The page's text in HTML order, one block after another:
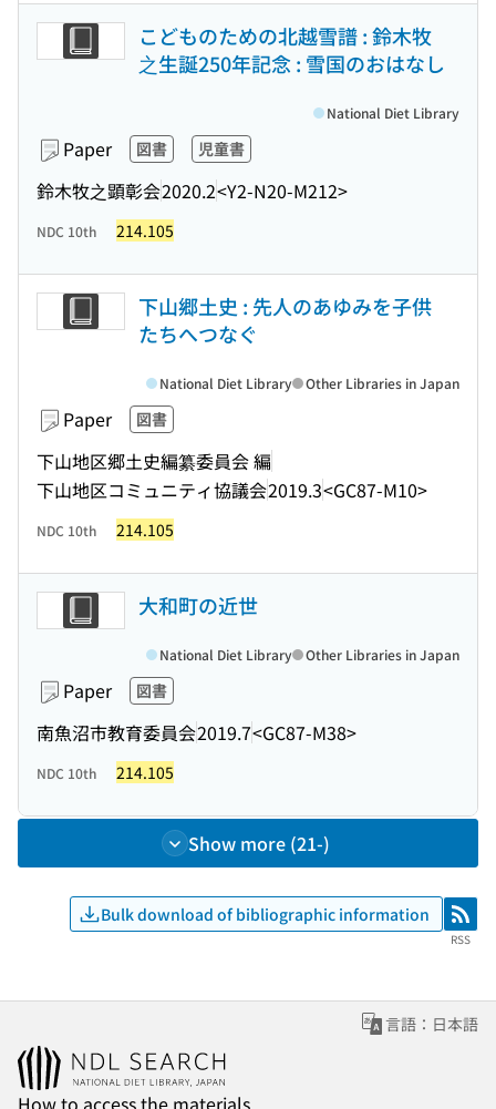
こどものための北越雪譜 : 鈴木牧
之生誕250年記念 : 雪国のおはなし
Paper 図書 児童書
鈴木牧之顕彰会2020.2<Y2-N20-M212>
National Diet Library
NDC 10th 214.105
下山郷土史 : 先人のあゆみを子供
たちへつなぐ
Paper 図書
下山地区郷土史編纂委員会 編
下山地区コミュニティ協議会2019.3<GC87-M10>
National Diet Library Other Libraries in Japan
NDC 10th 214.105
大和町の近世
Paper 図書
南魚沼市教育委員会2019.7<GC87-M38>
National Diet Library Other Libraries in Japan
NDC 10th 214.105
Show more (21-)
Bulk download of bibliographic information RSS
RSS
言語：日本語
How to access the materials